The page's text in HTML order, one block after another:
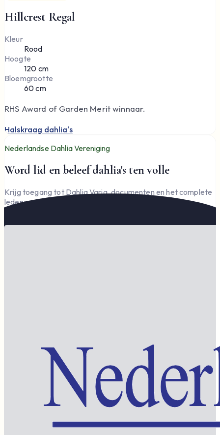
Hillcrest Regal
Kleur
Rood
Hoogte
120 cm
Bloemgrootte
60 cm
RHS Award of Garden Merit winnaar.
Halskraag dahlia's
Nederlandse Dahlia Vereniging
Word lid en beleef dahlia's ten volle
Krijg toegang tot Dahlia Varia, documenten en het complete
ledengedeelte — en steun de vereniging.